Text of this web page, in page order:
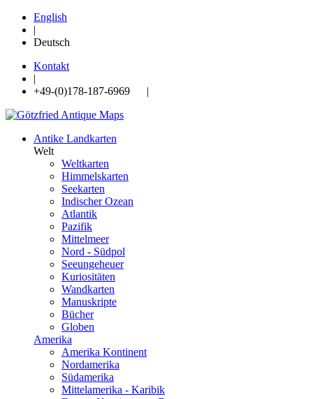
English
|
Deutsch
Kontakt
|
+49-(0)178-187-6969 |
Antike Landkarten
Welt
Weltkarten
Himmelskarten
Seekarten
Indischer Ozean
Atlantik
Pazifik
Mittelmeer
Nord - Südpol
Seeungeheuer
Kuriositäten
Wandkarten
Manuskripte
Bücher
Globen
Amerika
Amerika Kontinent
Nordamerika
Südamerika
Mittelamerika - Karibik